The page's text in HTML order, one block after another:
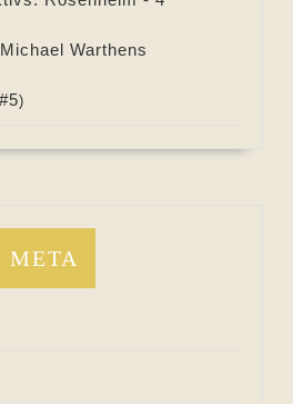
Michael Warthens
5)
META